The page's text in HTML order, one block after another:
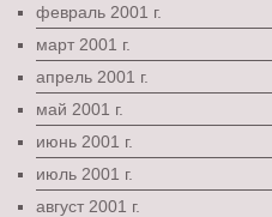
февраль 2001 г.
март 2001 г.
апрель 2001 г.
май 2001 г.
июнь 2001 г.
июль 2001 г.
август 2001 г.